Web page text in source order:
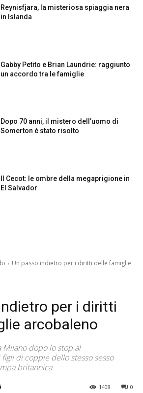
Reynisfjara, la misteriosa spiaggia nera
in Islanda
Gabby Petito e Brian Laundrie: raggiunto
un accordo tra le famiglie
Dopo 70 anni, il mistero dell’uomo di
Somerton è stato risolto
Il Cecot: le ombre della megaprigione in
El Salvador